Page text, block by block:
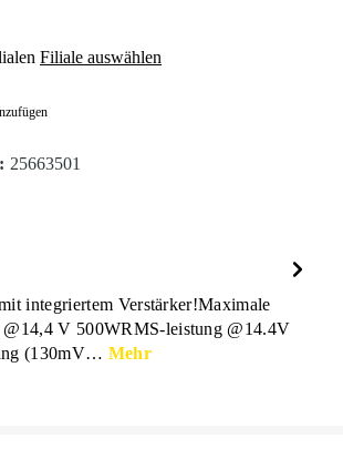
Filiale auswählen
25663501
integriertem Verstärker!Maximale
@14,4 V 500WRMS-leistung @14.4V
(130mV… Mehr